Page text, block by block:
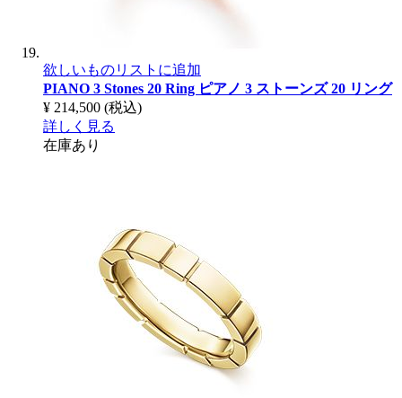
欲しいものリストに追加
PIANO 3 Stones 20 Ring ピアノ 3 ストーンズ 20 リング
¥ 214,500 (税込)
詳しく見る
在庫あり